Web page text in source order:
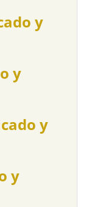
y
y
y
y